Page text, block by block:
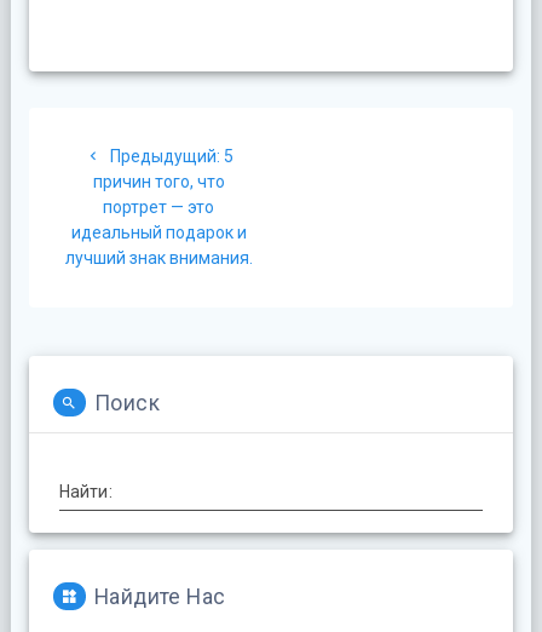
записям
Предыдущий: Предыдущая
запись:
5
причин того, что
портрет — это
идеальный подарок и
лучший знак внимания.
Поиск
Найти:
Найдите Нас